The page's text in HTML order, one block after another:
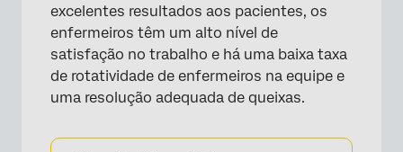
excelentes resultados aos pacientes, os
enfermeiros têm um alto nível de
satisfação no trabalho e há uma baixa taxa
de rotatividade de enfermeiros na equipe e
uma resolução adequada de queixas.